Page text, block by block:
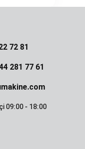
72 81
281 77 61
09:00 - 18:00